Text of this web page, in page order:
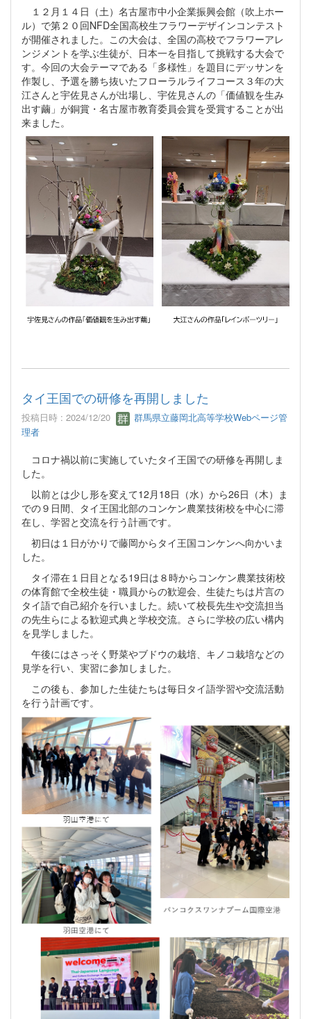
１２月１４日（土）名古屋市中小企業振興会館（吹上ホー
ル）で第２０回NFD全国高校生フラワーデザインコンテスト
が開催されました。この大会は、全国の高校でフラワーアレ
ンジメントを学ぶ生徒が、日本一を目指して挑戦する大会で
す。今回の大会テーマである「多様性」を題目にデッサンを
作製し、予選を勝ち抜いたフローラルライフコース３年の大
江さんと宇佐見さんが出場し、宇佐見さんの「価値観を生み
出す繭」が銅賞・名古屋市教育委員会賞を受賞することが出
来ました。
タイ王国での研修を再開しました
投稿日時 : 2024/12/20
群馬県立藤岡北高等学校Webページ管
理者
コロナ禍以前に実施していたタイ王国での研修を再開しま
した。
以前とは少し形を変えて12月18日（水）から26日（木）ま
での９日間、タイ王国北部のコンケン農業技術校を中心に滞
在し、学習と交流を行う計画です。
初日は１日がかりで藤岡からタイ王国コンケンへ向かいま
した。
タイ滞在１日目となる19日は８時からコンケン農業技術校
の体育館で全校生徒・職員からの歓迎会、生徒たちは片言の
タイ語で自己紹介を行いました。続いて校長先生や交流担当
の先生らによる歓迎式典と学校交流。さらに学校の広い構内
を見学しました。
午後にはさっそく野菜やブドウの栽培、キノコ栽培などの
見学を行い、実習に参加しました。
この後も、参加した生徒たちは毎日タイ語学習や交流活動
を行う計画です。